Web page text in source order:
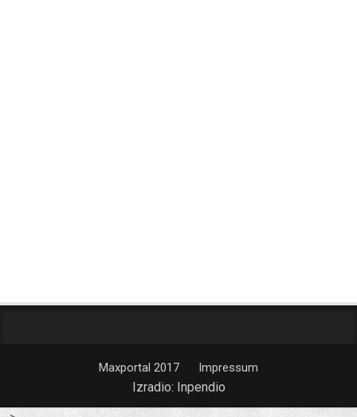
Maxportal 2017 Impressum
Izradio: Inpendio